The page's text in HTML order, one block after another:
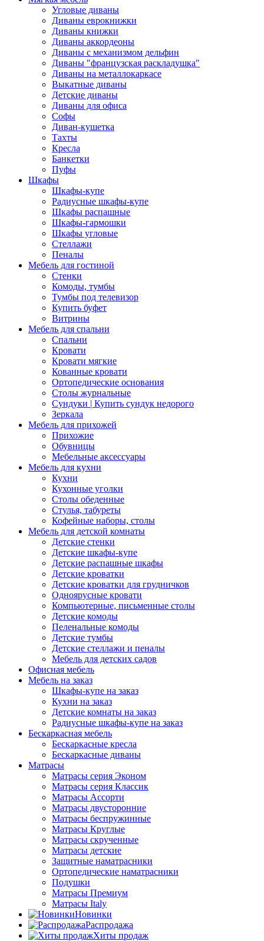
Угловые диваны
Диваны еврокнижки
Диваны книжки
Диваны аккордеоны
Диваны с механизмом дельфин
Диваны "французская раскладушка"
Диваны на металлокаркасе
Выкатные диваны
Детские диваны
Диваны для офиса
Софы
Диван-кушетка
Тахты
Кресла
Банкетки
Пуфы
Шкафы
Шкафы-купе
Радиусные шкафы-купе
Шкафы распашные
Шкафы-гармошки
Шкафы угловые
Стеллажи
Пеналы
Мебель для гостиной
Стенки
Комоды, тумбы
Тумбы под телевизор
Купить буфет
Витрины
Мебель для спальни
Спальни
Кровати
Кровати мягкие
Кованные кровати
Ортопедические основания
Столы журнальные
Сундуки | Купить сундук недорого
Зеркала
Мебель для прихожей
Прихожие
Обувницы
Мебельные аксессуары
Мебель для кухни
Кухни
Кухонные уголки
Столы обеденные
Стулья, табуреты
Кофейные наборы, столы
Мебель для детской комнаты
Детские стенки
Детские шкафы-купе
Детские распашные шкафы
Детские кроватки
Детские кроватки для грудничков
Одноярусные кровати
Компьютерные, письменные столы
Детские комоды
Пеленальные комоды
Детские тумбы
Детские стеллажи и пеналы
Мебель для детских садов
Офисная мебель
Мебель на заказ
Шкафы-купе на заказ
Кухни на заказ
Детские комнаты на заказ
Радиусные шкафы-купе на заказ
Бескаркасная мебель
Бескаркасные кресла
Бескаркасные диваны
Матрасы
Матрасы серия Эконом
Матрасы серия Классик
Матрасы Ассорти
Матрасы двусторонние
Матрасы беспружинные
Матрасы Круглые
Матрасы скрученные
Матрасы детские
Защитные наматрасники
Ортопедические наматрасники
Подушки
Матрасы Премиум
Матрасы Italy
Новинки
Распродажа
Хиты продаж